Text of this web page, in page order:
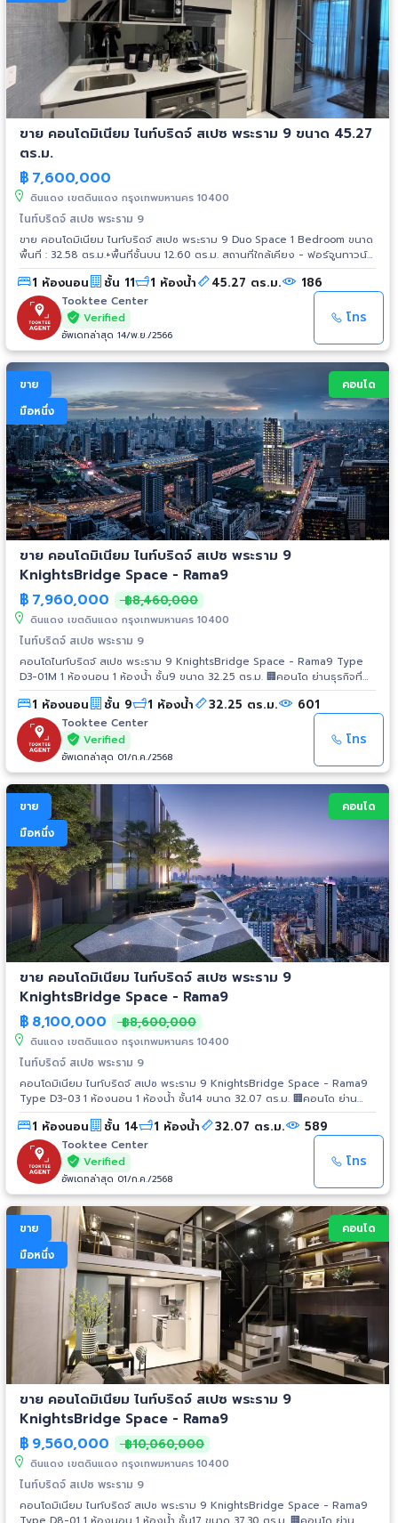
ขาย คอนโดมิเนียม ไนท์บริดจ์ สเปซ พระราม 9 ขนาด 45.27
ตร.ม.
฿ 7,600,000
ดินแดง เขตดินแดง กรุงเทพมหานคร 10400
ไนท์บริดจ์ สเปซ พระราม 9
ขาย คอนโดมิเนียม ไนท์บริดจ์ สเปซ พระราม 9 Duo Space 1 Bedroom ขนาด
พื้นที่ : 32.58 ตร.ม.+พื้นที่ชั้นบน 12.60 ตร.ม. สถานที่ใกล้เคียง - ฟอร์จูนทาวน์ -
เซ็นทรัล พระราม 9 - เอสพลานาด รัชดาฯ - รร.บางกอกทวิวิทย์ - รพ.พระราม
เก้า - รพ.ปิยะเวท - โชว์ ดีซี การเดินทาง - ถ.ดินแดง - ถ.พระราม 9 -
ถ.รัชดาภิเษก - ทางด่วนศรีรัช (ด่านพระราม 9) รถไฟฟ้า - MRT สายสีน้ำเงิน
สถานีพระราม 9 - Airport Link สถานีมักกะสัน
1 ห้องนอน ชั้น 11 1 ห้องน้ำ 45.27 ตร.ม. 186
Tooktee Center
Verified
อัพเดทล่าสุด 14/พ.ย./2566
โทร
ขาย
มือหนึ่ง
คอนโด
ขาย คอนโดมิเนียม ไนท์บริดจ์ สเปซ พระราม 9
KnightsBridge Space - Rama9
฿ 7,960,000 ฿8,460,000
ดินแดง เขตดินแดง กรุงเทพมหานคร 10400
ไนท์บริดจ์ สเปซ พระราม 9
คอนโดไนท์บริดจ์ สเปซ พระราม 9 KnightsBridge Space - Rama9 Type
D3-01M 1 ห้องนอน 1 ห้องน้ำ ชั้น9 ขนาด 32.25 ตร.ม. 🏢คอนโด ย่านธุรกิจที่
อุดมไปด้วยสำนักงานเกรด A รองรับการขยายตัวของเศรษฐกิจและการลงทุน -
ใกล้ MRT พระราม 9 ที่ใกล้เพียง 350 เมตร - Airport Rail Link บริเวณใกล้
เคียง จับทุกสายตา ด้วยอาคาร 27 ชั้น 325 ยูนิต 📍สิ่งอำนวยความสะดวกครบ
ครัน - ฟิตเนส - สวนนั่งเล่น - EV Charger - โถงต้อนรับ - สระว่ายน้ำ - Co-
Working Space - Craft Cafe & Working Space 📍ระบบรักษาความ
ปลอดภัย - กล้องวงจรปิด CCTV 24 ชั่วโมง - ระบบ Access Control ด้วย
Key Card เข้า-ออกอาคาร และพื้นที่จอดรถ - เจ้าหน้าที่รักษาความปลอดภัย 24
ชั่วโมง
1 ห้องนอน ชั้น 9 1 ห้องน้ำ 32.25 ตร.ม. 601
Tooktee Center
Verified
อัพเดทล่าสุด 01/ก.ค./2568
โทร
ขาย
มือหนึ่ง
คอนโด
ขาย คอนโดมิเนียม ไนท์บริดจ์ สเปซ พระราม 9
KnightsBridge Space - Rama9
฿ 8,100,000 ฿8,600,000
ดินแดง เขตดินแดง กรุงเทพมหานคร 10400
ไนท์บริดจ์ สเปซ พระราม 9
คอนโดมิเนียม ไนท์บริดจ์ สเปซ พระราม 9 KnightsBridge Space - Rama9
Type D3-03 1 ห้องนอน 1 ห้องน้ำ ชั้น14 ขนาด 32.07 ตร.ม. 🏢คอนโด ย่าน
ธุรกิจที่อุดมไปด้วยสำนักงานเกรด A รองรับการขยายตัวของเศรษฐกิจและการ
ลงทุน - ใกล้ MRT พระราม 9 ที่ใกล้เพียง 350 เมตร - Airport Rail Link
บริเวณใกล้เคียง จับทุกสายตา ด้วยอาคาร 27 ชั้น 325 ยูนิต 📍สิ่งอำนวยความ
สะดวกครบครัน - ฟิตเนส - สวนนั่งเล่น - EV Charger - โถงต้อนรับ - สระ
ว่ายน้ำ - Co-Working Space - Craft Cafe & Working Space 📍ระบบรักษา
ความปลอดภัย - กล้องวงจรปิด CCTV 24 ชั่วโมง - ระบบ Access Control
ด้วย Key Card เข้า-ออกอาคาร และพื้นที่จอดรถ - เจ้าหน้าที่รักษาความ
ปลอดภัย 24 ชั่วโมง
1 ห้องนอน ชั้น 14 1 ห้องน้ำ 32.07 ตร.ม. 589
Tooktee Center
Verified
อัพเดทล่าสุด 01/ก.ค./2568
โทร
ขาย
มือหนึ่ง
คอนโด
ขาย คอนโดมิเนียม ไนท์บริดจ์ สเปซ พระราม 9
KnightsBridge Space - Rama9
฿ 9,560,000 ฿10,060,000
ดินแดง เขตดินแดง กรุงเทพมหานคร 10400
ไนท์บริดจ์ สเปซ พระราม 9
คอนโดมิเนียม ไนท์บริดจ์ สเปซ พระราม 9 KnightsBridge Space - Rama9